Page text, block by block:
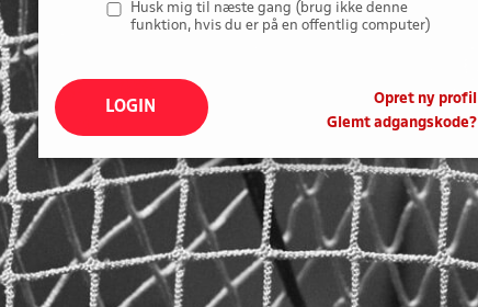
Husk mig til næste gang (brug ikke denne
funktion, hvis du er på en offentlig computer)
LOGIN
Opret ny profil
Glemt adgangskode?